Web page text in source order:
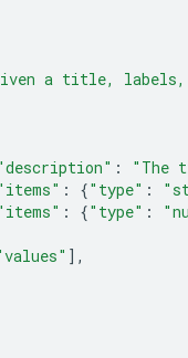
a title, labels,
: "The
: {"type" :
: {"type" :
],